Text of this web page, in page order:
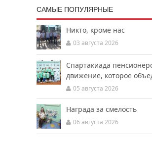
САМЫЕ ПОПУЛЯРНЫЕ
Никто, кроме нас
03 августа 2026
Спартакиада
движение, которое
05 августа 2026
Награда за смелость
06 августа 2026